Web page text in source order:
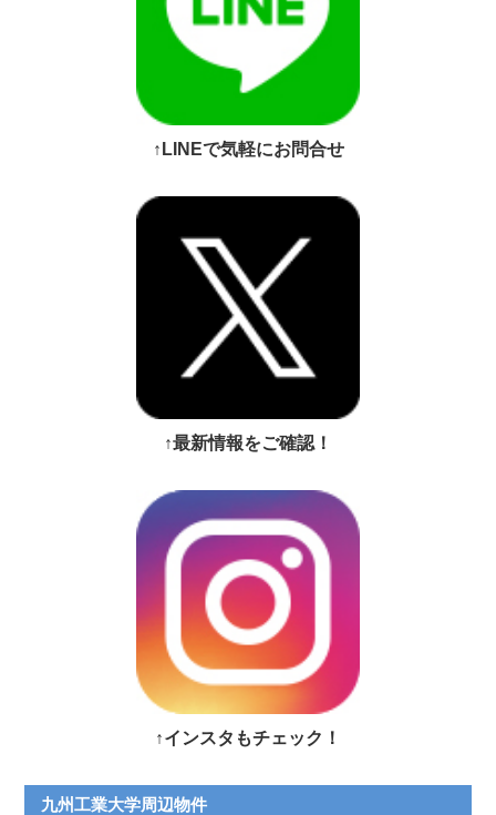
↑LINEで気軽にお問合せ
↑最新情報をご確認！
↑インスタもチェック！
九州工業大学周辺物件